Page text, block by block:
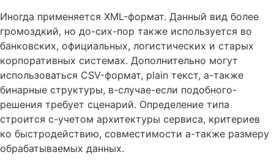
Иногда применяется XML-формат. Данный вид более
громоздкий, но до-сих-пор также используется во
банковских, официальных, логистических и старых
корпоративных системах. Дополнительно могут
использоваться CSV-формат, plain текст, а-также
бинарные структуры, в-случае-если подобного-
решения требует сценарий. Определение типа
строится с-учетом архитектуры сервиса, критериев
ко быстродействию, совместимости а-также размеру
обрабатываемых данных.